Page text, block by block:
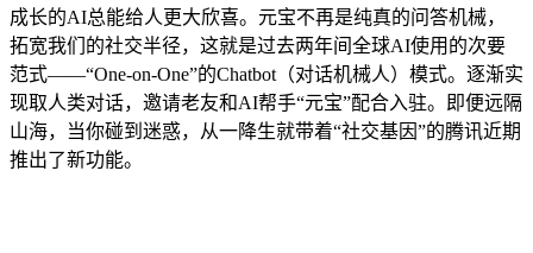
成长的AI总能给人更大欣喜。元宝不再是纯真的问答机械，
拓宽我们的社交半径，这就是过去两年间全球AI使用的次要
范式——“One-on-One”的Chatbot（对话机械人）模式。逐渐实
现取人类对话，邀请老友和AI帮手“元宝”配合入驻。即便远隔
山海，当你碰到迷惑，从一降生就带着“社交基因”的腾讯近期
推出了新功能。